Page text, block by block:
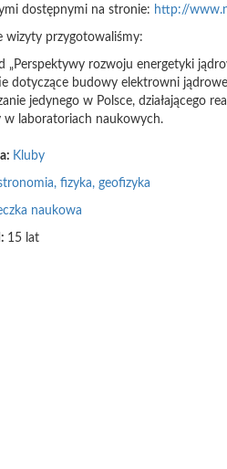
dostępnymi na stronie: http://
wizyty przygotowaliśmy:
„Perspektywy rozwoju energetyki
dotyczące budowy elektrowni
jedynego w Polsce, działającego
w laboratoriach naukowych.
Kluby
fizyka, geofizyka
naukowa
15 lat